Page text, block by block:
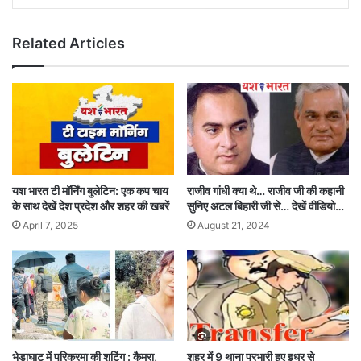
Related Articles
यश भारत टी मॉर्निंग बुलेटिन: एक कप चाय
के साथ देखें देश प्रदेश और शहर की खबरें
April 7, 2025
राजीव गांधी क्या थे… राजीव जी की कहानी
सुनिए अटल बिहारी जी से… देखें वीडियो…
August 21, 2024
भेड़ाघाट में परिक्रमा की शूटिंग : कैमरा, शहर में 9 थाना प्रभारी हुए इधर से